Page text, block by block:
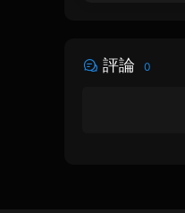
評論 0